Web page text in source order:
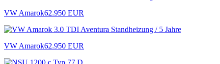
VW Amarok62.950 EUR
VW Amarok62.950 EUR